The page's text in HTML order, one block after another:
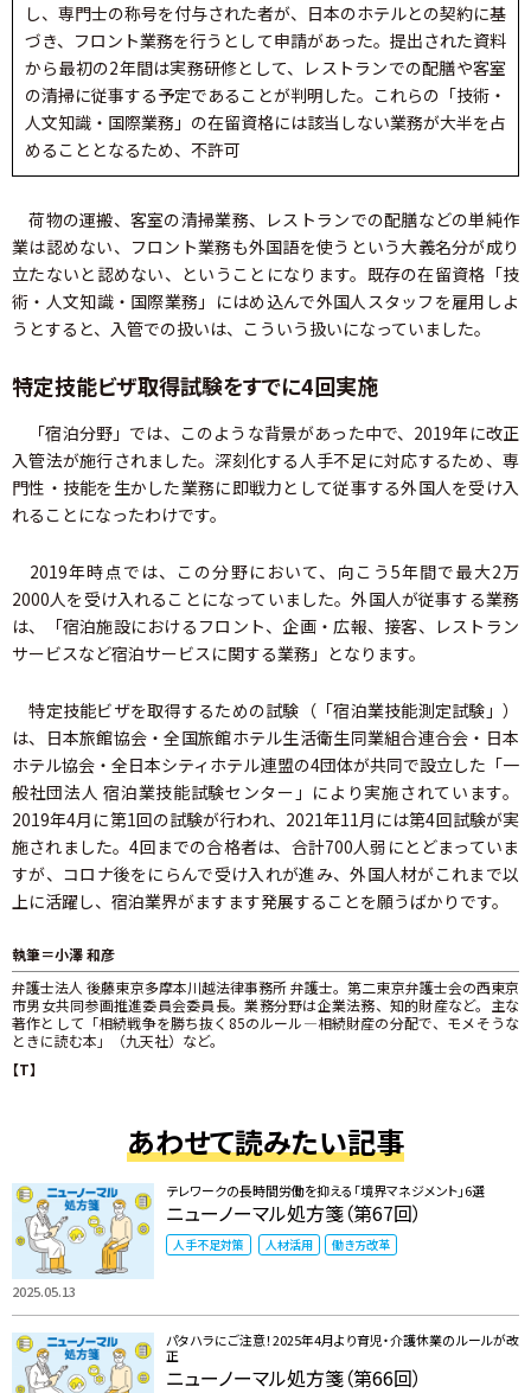
し、専門士の称号を付与された者が、日本のホテルとの契約に基
づき、フロント業務を行うとして申請があった。提出された資料
から最初の2年間は実務研修として、レストランでの配膳や客室
の清掃に従事する予定であることが判明した。これらの「技術・
人文知識・国際業務」の在留資格には該当しない業務が大半を占
めることとなるため、不許可
荷物の運搬、客室の清掃業務、レストランでの配膳などの単純作
業は認めない、フロント業務も外国語を使うという大義名分が成り
立たないと認めない、ということになります。既存の在留資格「技
術・人文知識・国際業務」にはめ込んで外国人スタッフを雇用しよ
うとすると、入管での扱いは、こういう扱いになっていました。
特定技能ビザ取得試験をすでに4回実施
「宿泊分野」では、このような背景があった中で、2019年に改正
入管法が施行されました。深刻化する人手不足に対応するため、専
門性・技能を生かした業務に即戦力として従事する外国人を受け入
れることになったわけです。
2019年時点では、この分野において、向こう5年間で最大2万
2000人を受け入れることになっていました。外国人が従事する業務
は、「宿泊施設におけるフロント、企画・広報、接客、レストラン
サービスなど宿泊サービスに関する業務」となります。
特定技能ビザを取得するための試験（「宿泊業技能測定試験」）
は、日本旅館協会・全国旅館ホテル生活衛生同業組合連合会・日本
ホテル協会・全日本シティホテル連盟の4団体が共同で設立した「一
般社団法人 宿泊業技能試験センター」により実施されています。
2019年4月に第1回の試験が行われ、2021年11月には第4回試験が実
施されました。4回までの合格者は、合計700人弱にとどまっていま
すが、コロナ後をにらんで受け入れが進み、外国人材がこれまで以
上に活躍し、宿泊業界がますます発展することを願うばかりです。
執筆＝小澤 和彦
弁護士法人 後藤東京多摩本川越法律事務所 弁護士。第二東京弁護士会の西東京
市男女共同参画推進委員会委員長。業務分野は企業法務、知的財産など。主な
著作として「相続戦争を勝ち抜く85のルール―相続財産の分配で、モメそうな
ときに読む本」（九天社）など。
【T】
あわせて読みたい記事
2025.05.13
テレワークの長時間労働を抑える「境界マネジメント」6選
ニューノーマル処方箋（第67回）
人手不足対策 人材活用 働き方改革
パタハラにご注意！2025年4月より育児・介護休業のルールが改
正
ニューノーマル処方箋（第66回）